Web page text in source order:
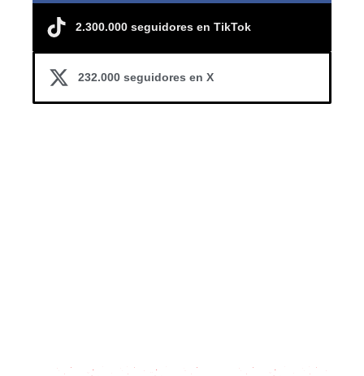
2.300.000 seguidores en TikTok
232.000 seguidores en X